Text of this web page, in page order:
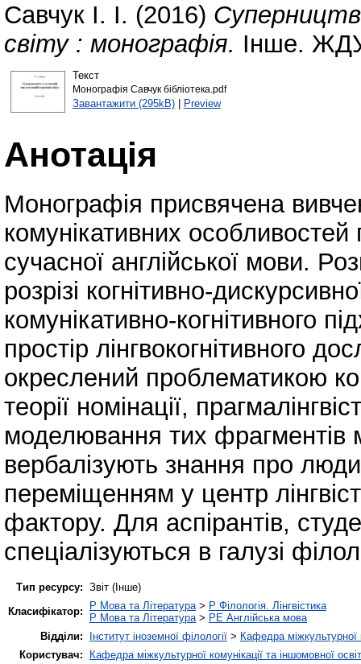
Савчук І. І. (2016)
світу : монографія. Інше.
Текст
Монографія Савчук бібліотека.pdf
Завантажити (295kB)| Preview
Анотація
Монографія присвячена
комунікативних
сучасної англійської мови.
розрізі когнітивно-
комунікативно-когнітивного
простір лінгвокогнітивного
окреслений проблематикою
теорії номінації,
моделювання тих фрагментів
вербалізують знання про
переміщенням у центр
фактору. Для аспірантів,
спеціалізуються в галузі
Тип ресурсу: Звіт (Інше)
Класифікатор:
P Мова та Література > P Філологія. Лінгвістика
P Мова та Література > PE Англійська мова
Відділи:
Інститут іноземної філології > Кафедра міжкультурної
Користувач:
Кафедра міжкультурної комунікації та іншомовної